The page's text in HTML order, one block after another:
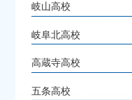
岐山高校
岐阜北高校
高蔵寺高校
五条高校